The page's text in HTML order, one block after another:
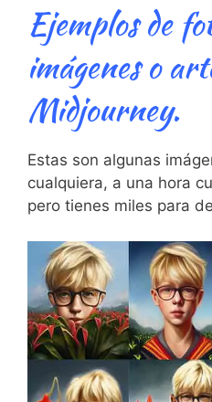
Ejemplos de
imágenes o
Midjourney.
Estas son algunas
cualquiera, a una hora
pero tienes miles para